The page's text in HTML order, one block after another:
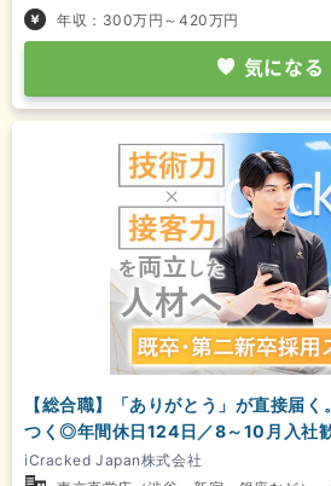
年収：300万円～420万円
気になる
【総合職】「ありがとう」が直接届
つく◎年間休日124日／8～10月入社
iCracked Japan株式会社